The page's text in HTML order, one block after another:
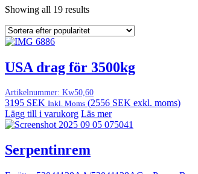
Showing all 19 results
USA drag för 3500kg
Artikelnummer: Kw50,60
3195 SEK Inkl. Moms (2556 SEK exkl. moms)
Lägg till i varukorg Läs mer
Serpentinrem